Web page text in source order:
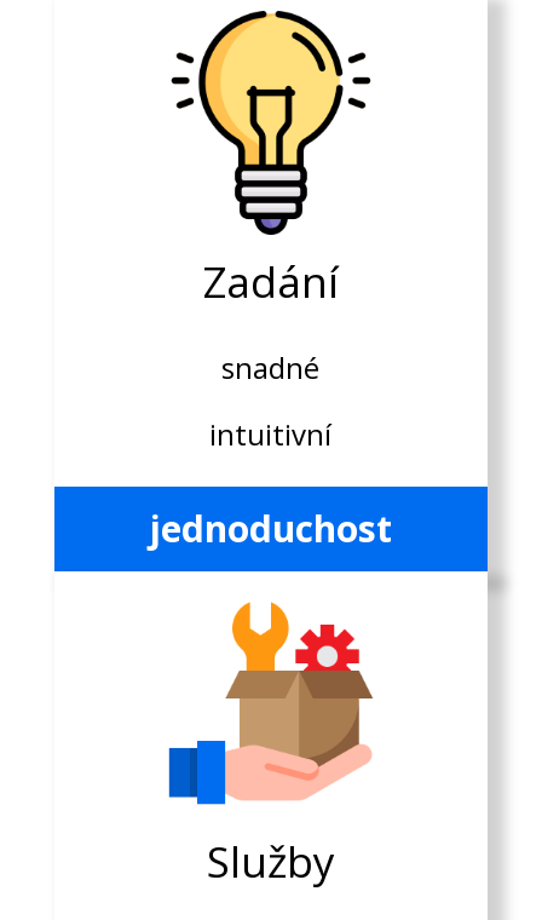
Zadání
snadné
intuitivní
jednoduchost
Služby